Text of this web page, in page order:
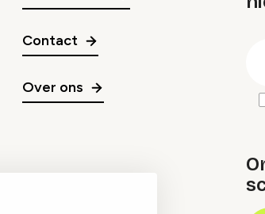
Contact
Over ons